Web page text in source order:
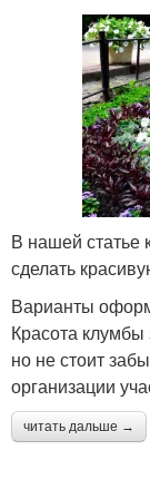
В нашей статье
сделать
Варианты
Красота
но не стоит
организации
читать дальше →